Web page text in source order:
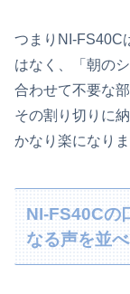
つまりNI-FS40C
はなく、「朝の
合わせて不要な
その割り切りに
かなり楽になりま
NI-FS40Cの
なる声を並